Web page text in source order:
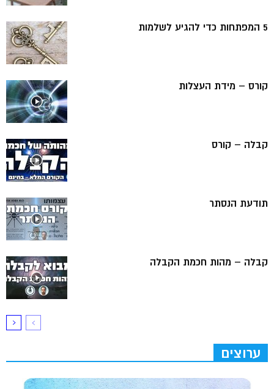
5 המפתחות כדי להגיע לשלמות
קורס – מידת העצלות
קבלה – קורס
תודעת הנסתר
קבלה – מהות חכמת הקבלה
ערוצים